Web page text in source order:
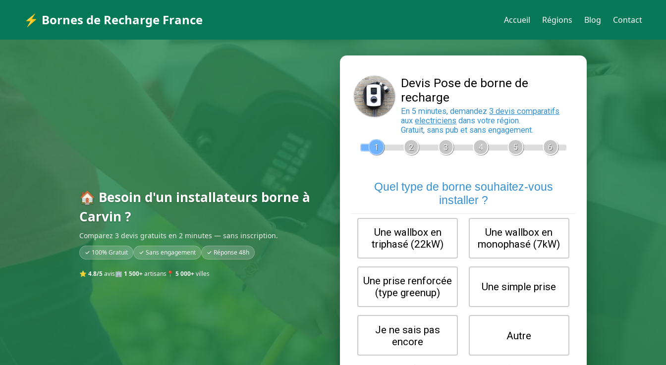
⚡ Bornes de Recharge France Accueil Régions Blog Contact
🏠 Besoin d'un installateurs borne à
Carvin ?
Comparez 3 devis gratuits en 2 minutes — sans inscription.
✓ 100% Gratuit ✓ Sans engagement ✓ Réponse 48h
⭐ 4.8/5avis🏢 1 500+artisans 📍 5 000+villes
recharge
En 5 minutes, demandez
auxelectriciensdans votre région.
Gratuit, sans pub et sans engagement.
Quel type de borne souhaitez-
installer ?
Une wallbox en
Une prise renforcée
(type greenup)